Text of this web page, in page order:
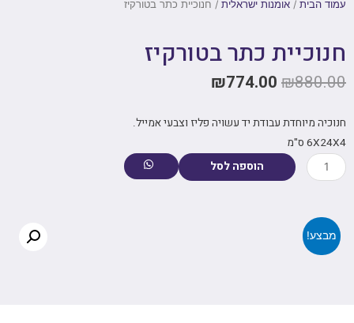
עמוד הבית / אומנות ישראלית / חנוכיית כתר בטורקיז
חנוכיית כתר בטורקיז
₪880.00
₪774.00
חנוכיה מיוחדת עבודת יד עשויה פליז וצבעי אמייל.
6X24X4 ס"מ
הוספה לסל
מבצע!